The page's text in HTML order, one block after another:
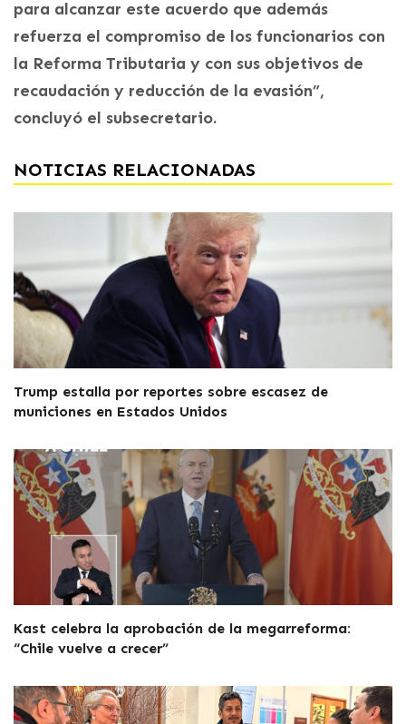
para alcanzar este acuerdo que además
refuerza el compromiso de los funcionarios con
la Reforma Tributaria y con sus objetivos de
recaudación y reducción de la evasión”,
concluyó el subsecretario.
NOTICIAS RELACIONADAS
Trump estalla por reportes sobre escasez de
municiones en Estados Unidos
Kast celebra la aprobación de la megarreforma:
“Chile vuelve a crecer”